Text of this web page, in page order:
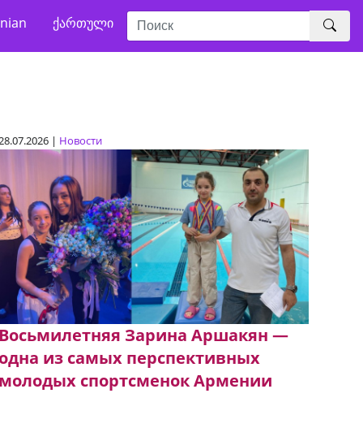
ქართული
| Новости
Восьмилетняя Зарина Аршакян —
одна из самых перспективных
молодых спортсменок Армении